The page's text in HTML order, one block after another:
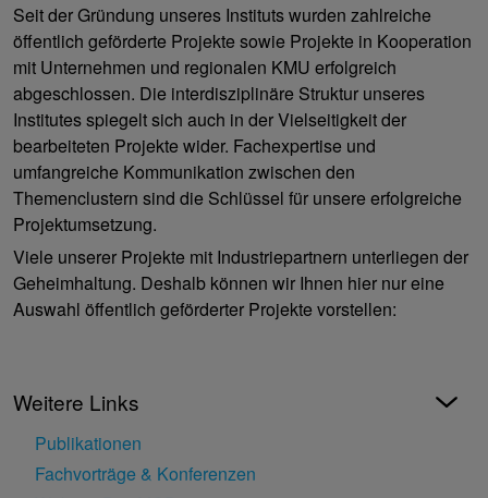
Seit der Gründung unseres Instituts wurden zahlreiche
öffentlich geförderte Projekte sowie Projekte in Kooperation
mit Unternehmen und regionalen KMU erfolgreich
abgeschlossen. Die interdisziplinäre Struktur unseres
Institutes spiegelt sich auch in der Vielseitigkeit der
bearbeiteten Projekte wider. Fachexpertise und
umfangreiche Kommunikation zwischen den
Themenclustern sind die Schlüssel für unsere erfolgreiche
Projektumsetzung.
Viele unserer Projekte mit Industriepartnern unterliegen der
Geheimhaltung. Deshalb können wir Ihnen hier nur eine
Auswahl öffentlich geförderter Projekte vorstellen:
Weitere Links
Publikationen
Fachvorträge & Konferenzen